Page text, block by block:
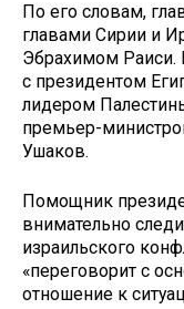
По его словам,
главами Сирии и
Эбрахимом Раиси.
с президентом
лидером
премьер-
Ушаков.
Помощник
внимательно
израильского
«переговорит с
отношение к